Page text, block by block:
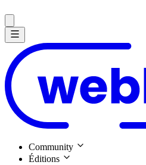
Community
Éditions